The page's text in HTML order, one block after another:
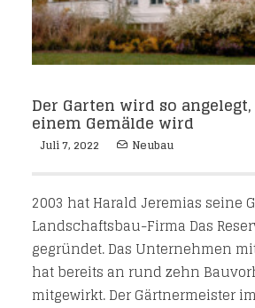
Der Garten wird so
einem Gemälde wird
Juli 7, 2022 Neubau
2003 hat Harald Jeremias seine
Landschaftsbau-Firma Das
gegründet. Das Unternehmen
hat bereits an rund zehn
mitgewirkt. Der Gärtnermeister